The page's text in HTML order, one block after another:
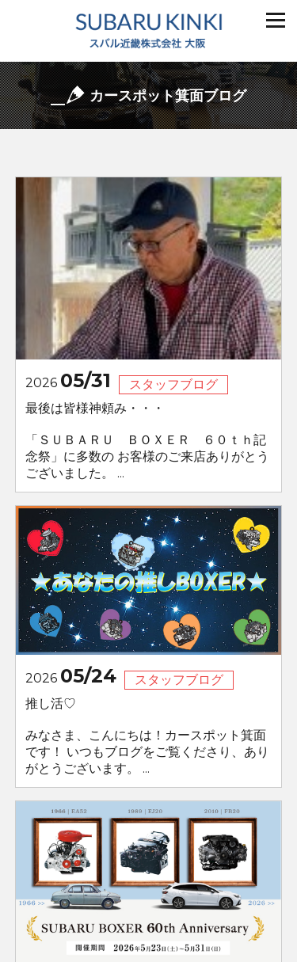
カースポット箕面ブログ
2026 05/31
スタッフブログ
最後は皆様神頼み・・・
「ＳＵＢＡＲＵ ＢＯＸＥＲ ６０ｔｈ記
念祭」に多数の お客様のご来店ありがとう
ございました。 ...
2026 05/24
スタッフブログ
推し活♡
みなさま、こんにちは！カースポット箕面
です！ いつもブログをご覧くださり、あり
がとうございます。 ...